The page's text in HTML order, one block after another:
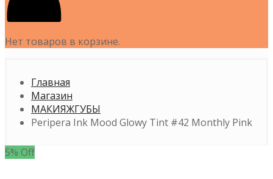
Нет товаров в корзине.
Главная
Магазин
МАКИЯЖГУБЫ
Peripera Ink Mood Glowy Tint #42 Monthly Pink
5% Off